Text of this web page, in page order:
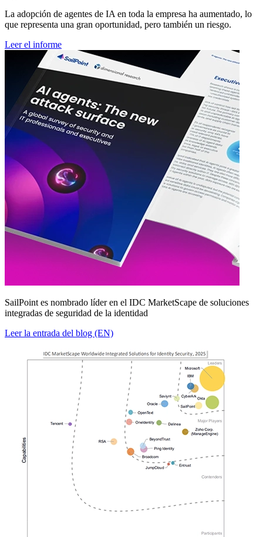
La adopción de agentes de IA en toda la empresa ha aumentado, lo
que representa una gran oportunidad, pero también un riesgo.
Leer el informe
SailPoint es nombrado líder en el IDC MarketScape de soluciones
integradas de seguridad de la identidad
Leer la entrada del blog (EN)